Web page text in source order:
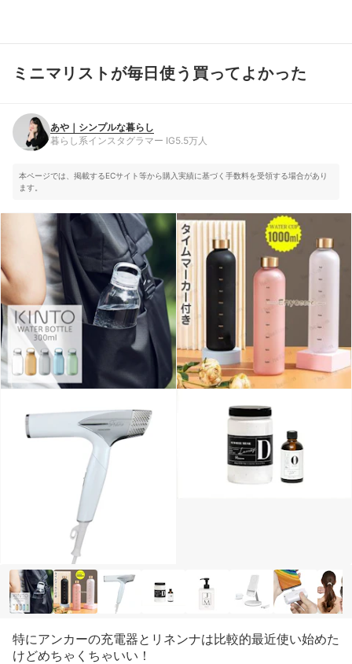
あや｜シンプルな暮らし
暮らし系インスタグラマー IG5.5万人
ミニマリストが毎日使う買ってよかった
あや｜シンプルな暮らし
暮らし系インスタグラマー IG5.5万人
本ページでは、掲載するECサイト等から購入実績に基づく手数料を受領する場合があり
ます。
特にアンカーの充電器とリネンナは比較的最近使い始めた
けどめちゃくちゃいい！